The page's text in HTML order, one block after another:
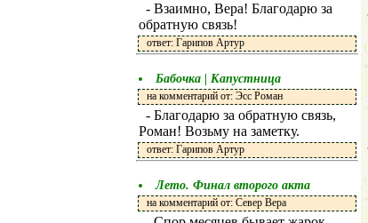
- Взаимно, Вера! Благодарю за
обратную связь!
ответ: Гарипов Артур
Бабочка | Капустница
на комментарий от: Эсс Роман
- Благодарю за обратную связь,
Роман! Возьму на заметку.
ответ: Гарипов Артур
Лето. Финал второго акта
на комментарий от: Север Вера